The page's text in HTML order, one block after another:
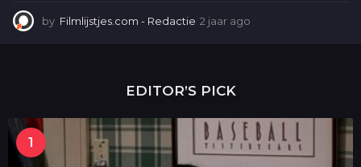
by Filmlijstjes.com - Redactie 2 jaar ago
EDITOR’S PICK
1